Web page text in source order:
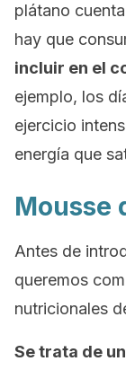
plátano
hay que
incluir en el
ejemplo, los
ejercicio
energía que
Mousse
Antes de
queremos
nutricionales
Se trata de